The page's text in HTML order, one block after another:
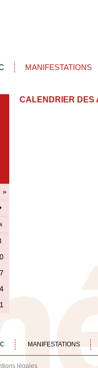
MANIFESTATIONS
»
CALENDRIER DES
MANIFESTATIONS
légales